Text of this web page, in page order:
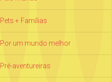
Pets + Famílias
Por um mundo melhor
Pré-aventureiras